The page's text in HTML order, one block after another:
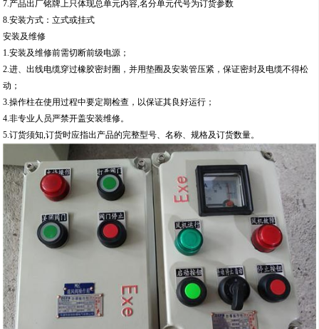
额定电压：AC380V/220V/50HZ
防护等级：IP54 IP55（IP65）
防腐等级：WF1
螺纹规格：DN20/G3/4;
产品特点
1.采用ZL102铝合金压铸成型，表面高压静电喷塑，不锈钢外露紧固件
2.内装万能转换开关、按钮、电流表、指示灯
3.转换开关有30多种功能可由用户自由选择
4.万能开关操纵机构经过优化设计,可以自动找正,能保证转动灵活,无卡滞现象
5.电流表量程由用户指定
6.钢管或电缆布线均可
7.产品出厂铭牌上只体现总单元内容,名分单元代号为订货参数
8.安装方式：立式或挂式
安装及维修
1.安装及维修前需切断前级电源；
2.进、出线电缆穿过橡胶密封圈，并用垫圈及安装管压紧，保证密封及电缆不得松
动；
3.操作柱在使用过程中要定期检查，以保证其良好运行；
4.非专业人员严禁开盖安装维修。
5.订货须知,订货时应指出产品的完整型号、名称、规格及订货数量。